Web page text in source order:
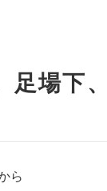
足場下
ら